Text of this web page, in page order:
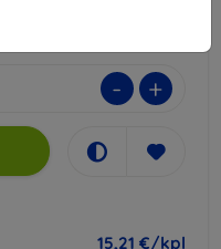
- +
15,21 €/kpl